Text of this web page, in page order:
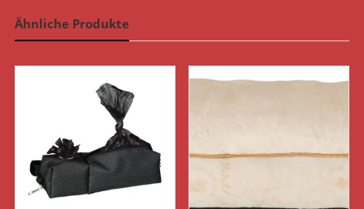
Ähnliche Produkte